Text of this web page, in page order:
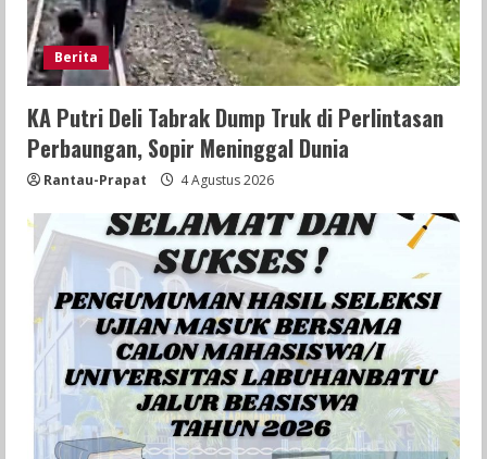
Berita
KA Putri Deli Tabrak Dump Truk di Perlintasan
Perbaungan, Sopir Meninggal Dunia
Rantau-Prapat 4 Agustus 2026